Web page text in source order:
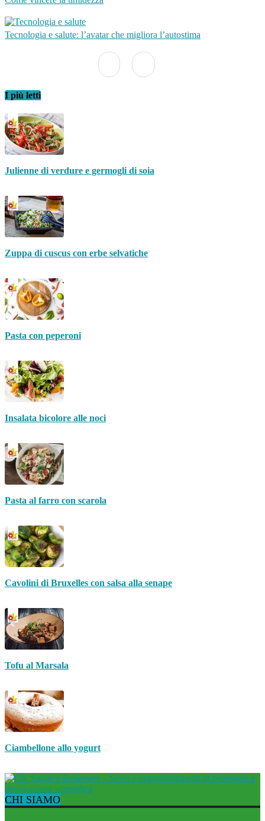
Tecnologia e salute: l’avatar che migliora l’autostima
I più letti
Julienne di verdure e germogli di soia
Zuppa di cuscus con erbe selvatiche
Pasta con peperoni
Insalata bicolore alle noci
Pasta al farro con scarola
Cavolini di Bruxelles con salsa alla senape
Tofu al Marsala
Ciambellone allo yogurt
CHI SIAMO